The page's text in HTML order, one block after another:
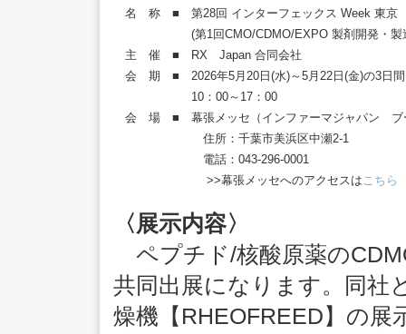
名 称 ■ 第28回 インターフェックス Week 東京
(第1回CMO/CDMO/EXPO 製剤開発・製
主 催 ■
RX Japan 合同会社
会 期 ■ 2026年5月20日(水)～5月22日(金)の3日間
10：00～17：00
会 場 ■ 幕張メッセ（インファーマジャパン
住所：千葉市美浜区中瀬2-1
電話：043-296-0001
>>幕張メッセへのアクセスはこちら
〈展示内容〉
ペプチド/核酸原薬の
共同出展になります。同社
燥機【RHEOFREED】の展